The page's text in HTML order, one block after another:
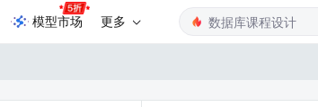
模型市场 更多